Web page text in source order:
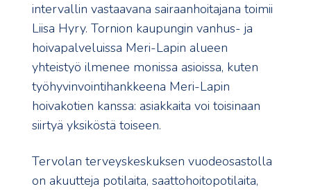
intervallin vastaavana sairaanhoitajana toimii
Liisa Hyry. Tornion kaupungin vanhus- ja
hoivapalveluissa Meri-Lapin alueen
yhteistyö ilmenee monissa asioissa, kuten
työhyvinvointihankkeena Meri-Lapin
hoivakotien kanssa: asiakkaita voi toisinaan
siirtyä yksiköstä toiseen.
Tervolan terveyskeskuksen vuodeosastolla
on akuutteja potilaita, saattohoitopotilaita,